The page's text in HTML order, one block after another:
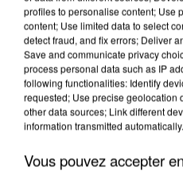
profiles to personalise content; Use
content; Use limited data to select
detect fraud, and fix errors; Deliver
Save and communicate privacy
process personal data such as IP
following functionalities: Identify
requested; Use precise geolocation
other data sources; Link different
information transmitted automatically.
Vous pouvez accepter